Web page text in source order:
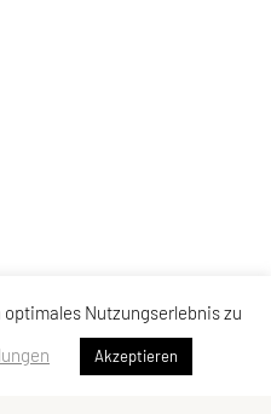
Nutzungserlebnis zu
Akzeptieren